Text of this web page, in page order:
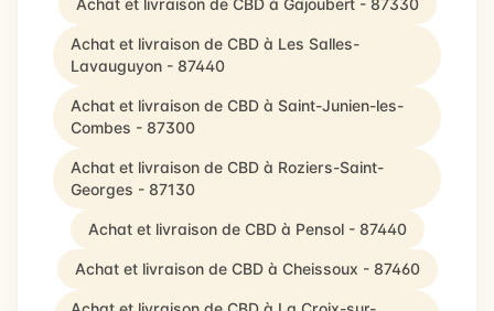
Achat et livraison de CBD à Gajoubert - 87330
Achat et livraison de CBD à Les Salles-
Lavauguyon - 87440
Achat et livraison de CBD à Saint-Junien-les-
Combes - 87300
Achat et livraison de CBD à Roziers-Saint-
Georges - 87130
Achat et livraison de CBD à Pensol - 87440
Achat et livraison de CBD à Cheissoux - 87460